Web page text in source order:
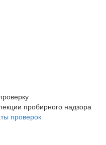
пробирного надзора
проверок